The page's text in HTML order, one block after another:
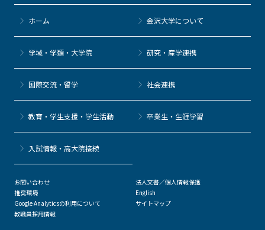
ホーム 金沢大学について
学域・学類・大学院 研究・産学連携
国際交流・留学 社会連携
教育・学生支援・学生活動 卒業生・生涯学習
⼊試情報・高大院接続
お問い合わせ
推奨環境
Google Analyticsの利用について
教職員採用情報
法人文書／個人情報保護
English
サイトマップ